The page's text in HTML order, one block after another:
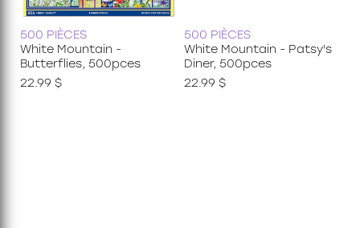
500 PIÈCES
White Mountain -
Butterflies, 500pces
22.99 $
500 PIÈCES
White Mountain - Patsy's
Diner, 500pces
22.99 $